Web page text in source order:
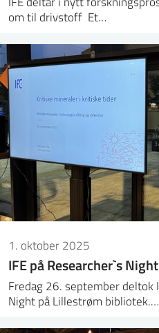
om til drivstoff Et…
1. oktober 2025
IFE på Researcher`s
Fredag 26. september deltok
Night på Lillestrøm bibliotek.…